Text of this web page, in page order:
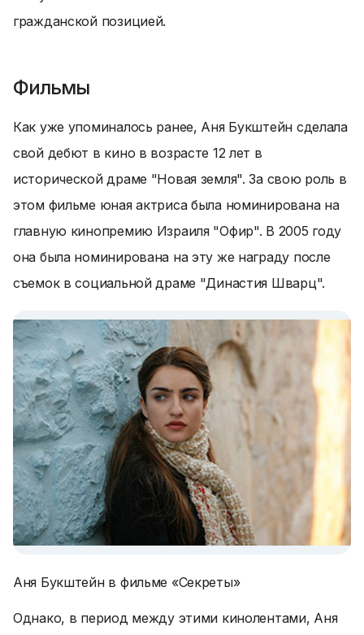
гражданской позицией.
Фильмы
Как уже упоминалось ранее, Аня Букштейн сделала
свой дебют в кино в возрасте 12 лет в
исторической драме "Новая земля". За свою роль в
этом фильме юная актриса была номинирована на
главную кинопремию Израиля "Офир". В 2005 году
она была номинирована на эту же награду после
съемок в социальной драме "Династия Шварц".
Аня Букштейн в фильме «Секреты»
Однако, в период между этими кинолентами, Аня